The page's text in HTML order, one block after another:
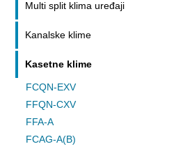
Multi split klima uređaji
Kanalske klime
Kasetne klime
FCQN-EXV
FFQN-CXV
FFA-A
FCAG-A(B)